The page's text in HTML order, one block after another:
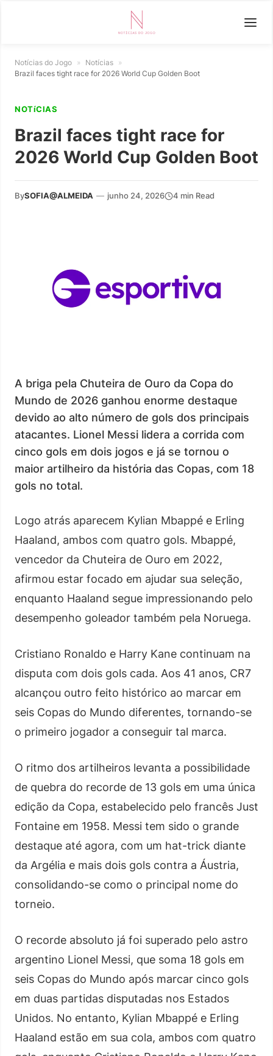
Notícias do Jogo » Notícias »
Brazil faces tight race for 2026 World Cup Golden Boot
NOTíCIAS
Brazil faces tight race for
2026 World Cup Golden Boot
BySOFIA@ALMEIDA — junho 24, 2026 4 min Read
A briga pela Chuteira de Ouro da Copa do
Mundo de 2026 ganhou enorme destaque
devido ao alto número de gols dos principais
atacantes. Lionel Messi lidera a corrida com
cinco gols em dois jogos e já se tornou o
maior artilheiro da história das Copas, com 18
gols no total.
Logo atrás aparecem Kylian Mbappé e Erling
Haaland, ambos com quatro gols. Mbappé,
vencedor da Chuteira de Ouro em 2022,
afirmou estar focado em ajudar sua seleção,
enquanto Haaland segue impressionando pelo
desempenho goleador também pela Noruega.
Cristiano Ronaldo e Harry Kane continuam na
disputa com dois gols cada. Aos 41 anos, CR7
alcançou outro feito histórico ao marcar em
seis Copas do Mundo diferentes, tornando-se
o primeiro jogador a conseguir tal marca.
O ritmo dos artilheiros levanta a possibilidade
de quebra do recorde de 13 gols em uma única
edição da Copa, estabelecido pelo francês Just
Fontaine em 1958. Messi tem sido o grande
destaque até agora, com um hat-trick diante
da Argélia e mais dois gols contra a Áustria,
consolidando-se como o principal nome do
torneio.
O recorde absoluto já foi superado pelo astro
argentino Lionel Messi, que soma 18 gols em
seis Copas do Mundo após marcar cinco gols
em duas partidas disputadas nos Estados
Unidos. No entanto, Kylian Mbappé e Erling
Haaland estão em sua cola, ambos com quatro